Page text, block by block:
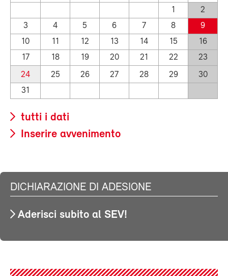
1
2
3
4 5 6 7 8
9
10
11 12 13 14 15
16
17
18 19 20 21 22
23
24
25 26 27 28 29
30
31
tutti i dati
Inserire avvenimento
DICHIARAZIONE DI ADESIONE
Aderisci subito al SEV!